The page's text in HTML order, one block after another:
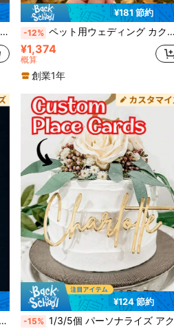
¥181 節約
-12% ペット用ウェディング カクテルスターラー 10/20/30本セット、両面犬柄、水彩アクリル製、ウェディング用ドリンクスターラー、アクリルペットウェディングカクテルスターラー
¥1,374
概算
創業1年
¥124 節約
-15% 1/3/5個 パーソナライズ アクリル製ケーキトッパー、カスタマイズ可能なレーザーカットネーム、ゴールド/ローズゴールドケーキデコレーション、誕生日、結婚式、卒業式、バレンタインデー、母の日、父の日、新築祝い、ホームオフィスデスク装飾に適しています